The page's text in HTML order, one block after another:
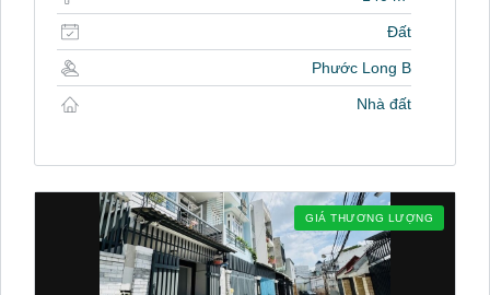
Đất
Phước Long B
Nhà đất
GIÁ THƯƠNG LƯỢNG